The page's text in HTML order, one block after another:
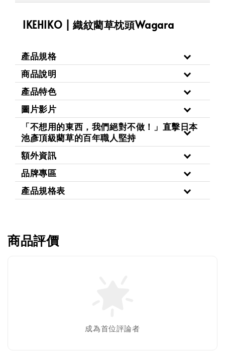
IKEHIKO | 織紋藺草枕頭Wagara
產品規格
商品說明
產品特色
圖片影片
「不想用的東西，我們絕對不做！」直擊日本
池彥頂級藺草的百年職人堅持
額外資訊
品牌專區
產品規格表
商品評價
成為首位評論者